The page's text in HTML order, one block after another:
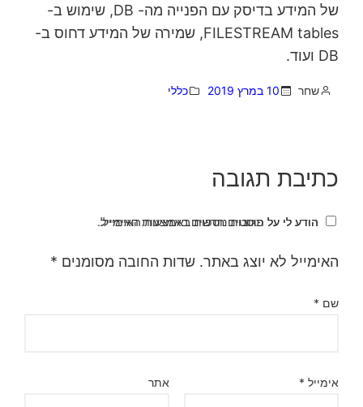
של המידע בדיסק עם הפנייה מה- DB, שימוש ב-
FILESTREAM tables, שמירה של המידע דחוס ב-
DB ועוד.
שחר 10 במרץ 2019 כללי
כתיבת תגובה
האימייל לא יוצג באתר. שדות החובה מסומנים *
שם *
אימייל * אתר
הודע לי על תגובות נוספות באמצעות האימייל.
הודע לי על פוסטים חדשים באמצעות האימייל.